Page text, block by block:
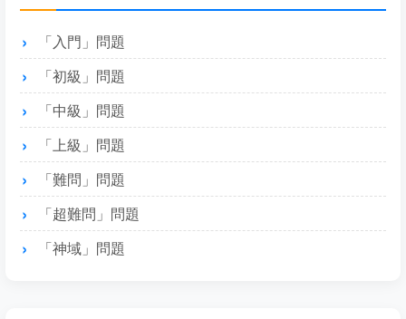
「入門」問題
「初級」問題
「中級」問題
「上級」問題
「難問」問題
「超難問」問題
「神域」問題